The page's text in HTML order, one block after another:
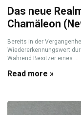
Das neue
Chamäleon
Bereits in der
Wiedererkennungswert
Während Besitzer eines ...
Read more »